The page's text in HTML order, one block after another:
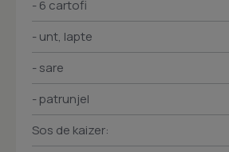
- 6 cartofi
- unt, lapte
- sare
- patrunjel
Sos de kaizer: